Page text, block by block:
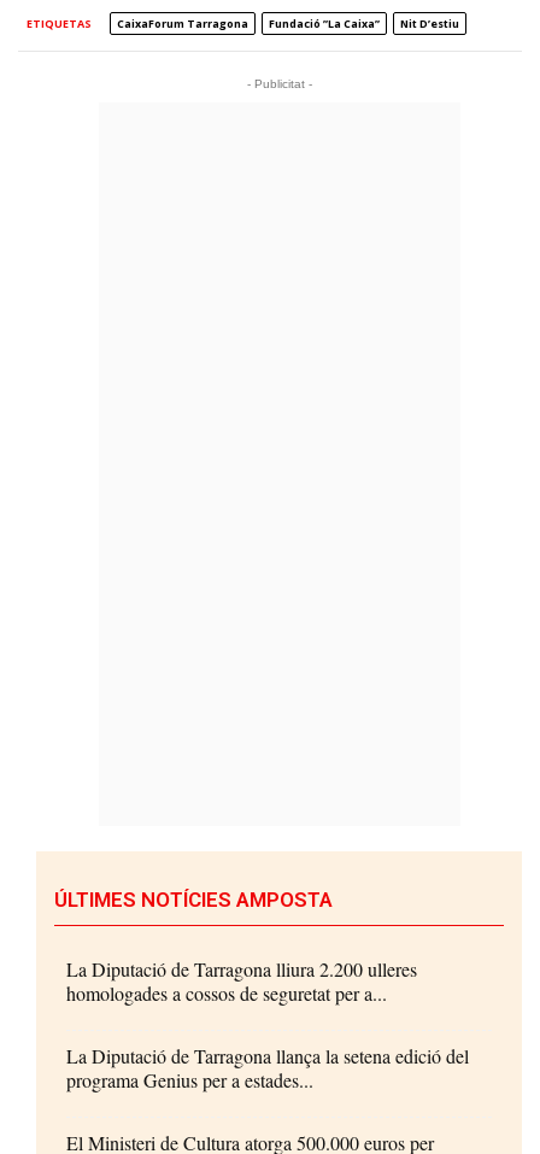
ETIQUETAS CaixaForum Tarragona Fundació ”la Caixa” Nit D’estiu
- Publicitat -
ÚLTIMES NOTÍCIES AMPOSTA
La Diputació de Tarragona lliura 2.200 ulleres
homologades a cossos de seguretat per a...
La Diputació de Tarragona llança la setena edició del
programa Genius per a estades...
El Ministeri de Cultura atorga 500.000 euros per